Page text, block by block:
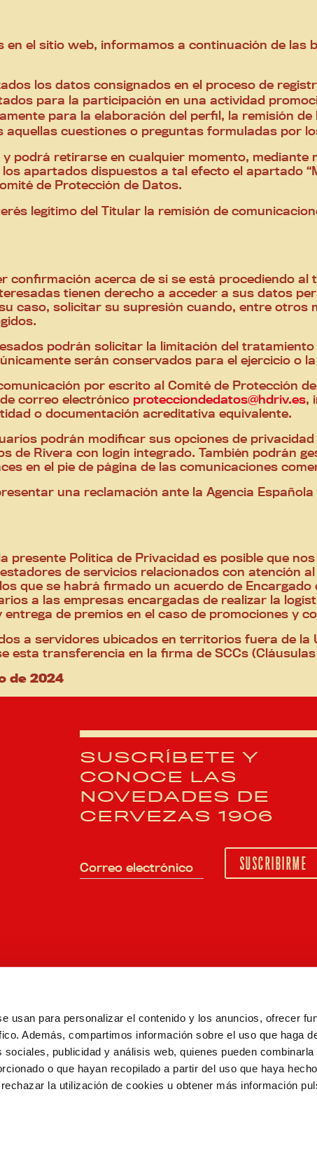
usan para personalizar el contenido y los anuncios, ofrecer
Además, compartimos información sobre el uso que haga
publicidad y análisis web, quienes pueden combinarla
o que hayan recopilado a partir del uso que haya
la utilización de cookies u obtener más información
el sitio web, informamos a continuación de las
los datos consignados en el proceso de
para la participación en una actividad
para la elaboración del perfil, la remisión
cuestiones o preguntas formuladas por
podrá retirarse en cualquier momento, mediante
apartados dispuestos a tal efecto el apartado
de Protección de Datos.
legítimo del Titular la remisión de
confirmación acerca de si se está procediendo
tienen derecho a acceder a sus datos
caso, solicitar su supresión cuando, entre otros
podrán solicitar la limitación del
serán conservados para el ejercicio o
por escrito al Comité de Protección
correo electrónico protecciondedatos@hdriv.es,
o documentación acreditativa equivalente.
podrán modificar sus opciones de privacidad
de Rivera con login integrado. También podrán
en el pie de página de las comunicaciones
una reclamación ante la Agencia
presente Política de Privacidad es posible que
de servicios relacionados con atención
que se habrá firmado un acuerdo de Encargado
a las empresas encargadas de realizar la
de premios en el caso de promociones y
a servidores ubicados en territorios fuera de la
esta transferencia en la firma de SCCs
de 2024
SUSCRÍBETE Y
CONOCE LAS
NOVEDADES DE
CERVEZAS 1906
Correo electrónico
Pelirroja
1906 Cabreiroá Agua de Cuevas Fontarel